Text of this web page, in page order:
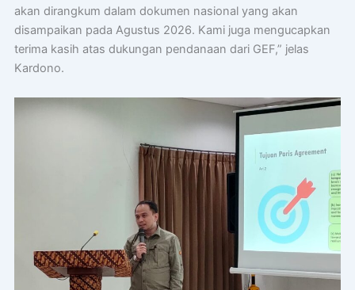
akan dirangkum dalam dokumen nasional yang akan
disampaikan pada Agustus 2026. Kami juga mengucapkan
terima kasih atas dukungan pendanaan dari GEF,” jelas
Kardono.